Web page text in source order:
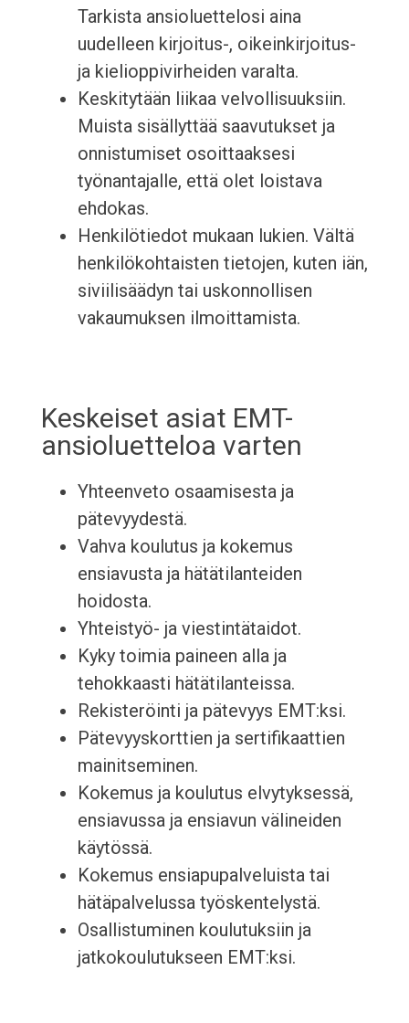
Tarkista ansioluettelosi aina
uudelleen kirjoitus-, oikeinkirjoitus-
ja kielioppivirheiden varalta.
Keskitytään liikaa velvollisuuksiin.
Muista sisällyttää saavutukset ja
onnistumiset osoittaaksesi
työnantajalle, että olet loistava
ehdokas.
Henkilötiedot mukaan lukien. Vältä
henkilökohtaisten tietojen, kuten iän,
siviilisäädyn tai uskonnollisen
vakaumuksen ilmoittamista.
Keskeiset asiat EMT-
ansioluetteloa varten
Yhteenveto osaamisesta ja
pätevyydestä.
Vahva koulutus ja kokemus
ensiavusta ja hätätilanteiden
hoidosta.
Yhteistyö- ja viestintätaidot.
Kyky toimia paineen alla ja
tehokkaasti hätätilanteissa.
Rekisteröinti ja pätevyys EMT:ksi.
Pätevyyskorttien ja sertifikaattien
mainitseminen.
Kokemus ja koulutus elvytyksessä,
ensiavussa ja ensiavun välineiden
käytössä.
Kokemus ensiapupalveluista tai
hätäpalvelussa työskentelystä.
Osallistuminen koulutuksiin ja
jatkokoulutukseen EMT:ksi.